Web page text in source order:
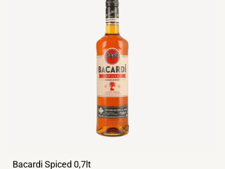
Bacardi Spiced 0,7lt